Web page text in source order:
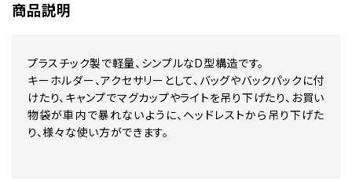
商品説明
プラスチック製で軽量、シンプルなD型構造です。
キーホルダー、アクセサリーとして、バッグやバックパックに付
けたり、キャンプでマグカップやライトを吊り下げたり、お買い
物袋が車内で暴れないように、ヘッドレストから吊り下げた
り、様々な使い方ができます。